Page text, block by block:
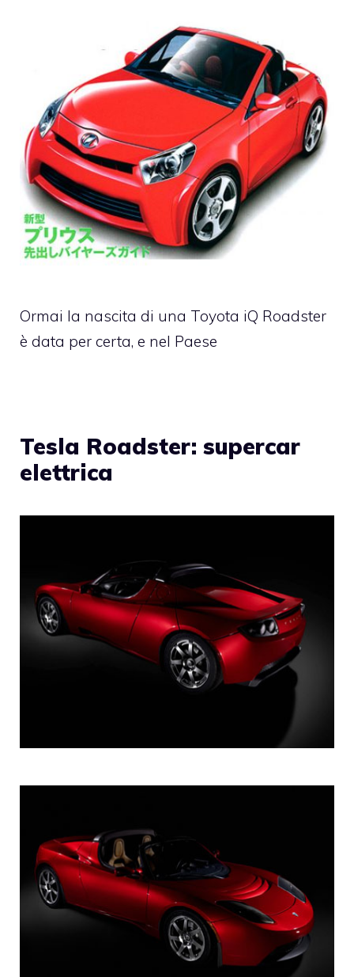
Ormai la nascita di una Toyota iQ Roadster
è data per certa, e nel Paese
Tesla Roadster: supercar
elettrica